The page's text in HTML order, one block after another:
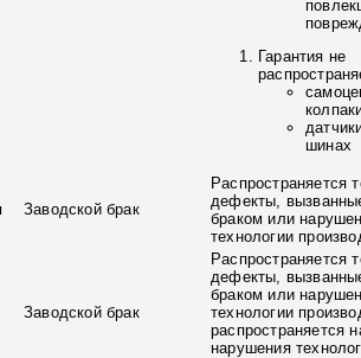
Гарантия не
шинах
Заводской брак
Распространяется
дефекты,
браком или
технологии
Заводской брак
Распространяется
дефекты,
браком или
технологии
распространяется
нарушения